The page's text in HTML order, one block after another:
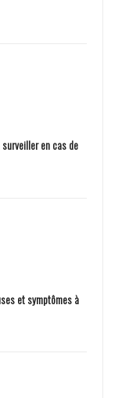
en cas de
et symptômes à